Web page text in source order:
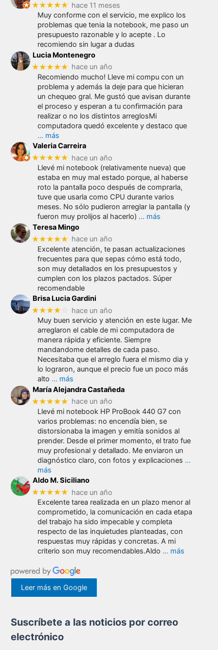
★★★★★ hace 11 meses
Muy conforme con el servicio, me explico los
problemas que tenia la notebook, me paso un
presupuesto razonable y lo acepte . Lo
recomiendo sin lugar a dudas
Lucia Montenegro
★★★★★ hace un año
Recomiendo mucho! Lleve mi compu con un
problema y además la deje para que hicieran
un chequeo gral. Me gustó que avisan durante
el proceso y esperan a tu confirmación para
realizar o no los distintos arreglosMi
computadora quedó excelente y destaco que
… más
Valeria Carreira
★★★★★ hace un año
Llevé mi notebook (relativamente nueva) que
estaba en muy mal estado porque, al haberse
roto la pantalla poco después de comprarla,
tuve que usarla como CPU durante varios
meses. No sólo pudieron arreglar la pantalla (y
fueron muy prolijos al hacerlo) … más
Teresa Mingo
★★★★★ hace un año
Excelente atención, te pasan actualizaciones
frecuentes para que sepas cómo está todo,
son muy detallados en los presupuestos y
cumplen con los plazos pactados. Súper
recomendable
Brisa Lucia Gardini
★★★★ ☆
hace un año
Muy buen servicio y atención en este lugar. Me
arreglaron el cable de mi computadora de
manera rápida y eficiente. Siempre
mandandome detalles de cada paso.
Necesitaba que el arreglo fuera el mismo dia y
lo lograron, aunque el precio fue un poco más
alto … más
María Alejandra Castañeda
★★★★★ hace un año
Llevé mi notebook HP ProBook 440 G7 con
varios problemas: no encendía bien, se
distorsionaba la imagen y emitía sonidos al
prender. Desde el primer momento, el trato fue
muy profesional y detallado. Me enviaron un
diagnóstico claro, con fotos y explicaciones …
más
Aldo M. Siciliano
★★★★★ hace un año
Excelente tarea realizada en un plazo menor al
comprometido, la comunicación en cada etapa
del trabajo ha sido impecable y completa
respecto de las inquietudes planteadas, con
respuestas muy rápidas y concretas. A mi
criterio son muy recomendables.Aldo … más
Leer más en Google
Suscríbete a las noticios por correo
electrónico